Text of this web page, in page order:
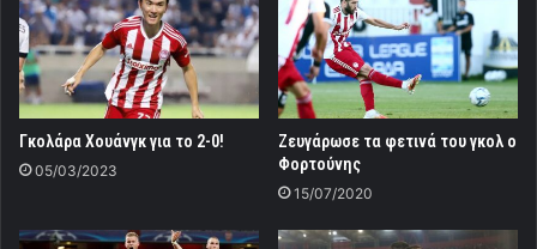
Γκολάρα Χουάνγκ για το 2-0!
05/03/2023
Ζευγάρωσε τα φετινά του γκολ ο
Φορτούνης
15/07/2020